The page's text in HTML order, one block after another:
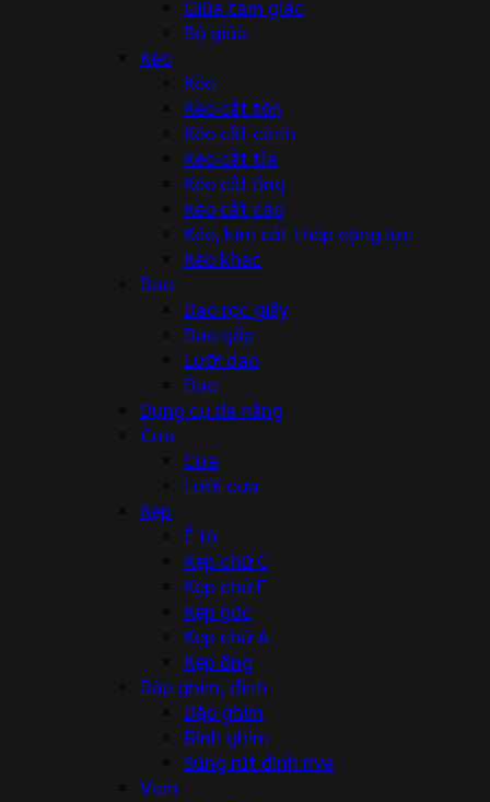
Giũa tam giác
Bộ giũa
Kéo
Kéo
Kéo cắt tôn
Kéo cắt cành
Kéo cắt tỉa
Kéo cắt ống
Kéo cắt cáp
Kéo, kìm cắt thép cộng lực
Kéo khác
Dao
Dao rọc giấy
Dao gấp
Lưỡi dao
Dao
Dụng cụ đa năng
Cưa
Cưa
Lưỡi cưa
Kẹp
Ê tô
Kẹp chữ C
Kẹp chữ F
Kẹp góc
Kẹp chữ A
Kẹp ống
Dập ghim, đinh
Dập ghim
Đinh ghim
Súng rút đinh rive
Vam